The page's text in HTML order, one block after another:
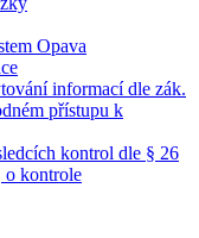
Opava
informací dle zák.
přístupu k
kontrol dle § 26
o kontrole